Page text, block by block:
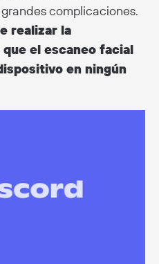
complicaciones.
realizar la
el escaneo facial
en ningún